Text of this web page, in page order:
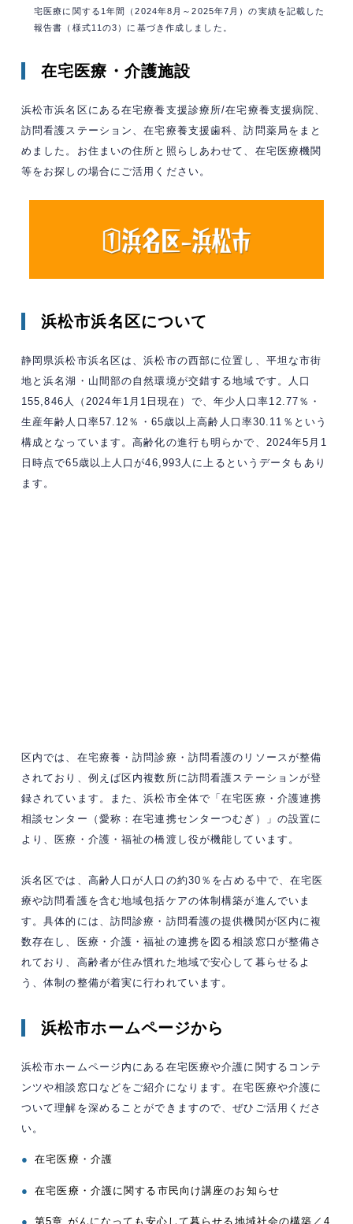
宅医療に関する1年間（2024年8月～2025年7月）の実績を記載した
報告書（様式11の3）に基づき作成しました。
在宅医療・介護施設
浜松市浜名区にある在宅療養支援診療所/在宅療養支援病院、
訪問看護ステーション、在宅療養支援歯科、訪問薬局をまと
めました。お住まいの住所と照らしあわせて、在宅医療機関
等をお探しの場合にご活用ください。
浜松市浜名区について
静岡県浜松市浜名区は、浜松市の西部に位置し、平坦な市街
地と浜名湖・山間部の自然環境が交錯する地域です。人口
155,846人（2024年1月1日現在）で、年少人口率12.77％・
生産年齢人口率57.12％・65歳以上高齢人口率30.11％という
構成となっています。高齢化の進行も明らかで、2024年5月1
日時点で65歳以上人口が46,993人に上るというデータもあり
ます。
区内では、在宅療養・訪問診療・訪問看護のリソースが整備
されており、例えば区内複数所に訪問看護ステーションが登
録されています。また、浜松市全体で「在宅医療・介護連携
相談センター（愛称：在宅連携センターつむぎ）」の設置に
より、医療・介護・福祉の橋渡し役が機能しています。
浜名区では、高齢人口が人口の約30％を占める中で、在宅医
療や訪問看護を含む地域包括ケアの体制構築が進んでいま
す。具体的には、訪問診療・訪問看護の提供機関が区内に複
数存在し、医療・介護・福祉の連携を図る相談窓口が整備さ
れており、高齢者が住み慣れた地域で安心して暮らせるよ
う、体制の整備が着実に行われています。​
浜松市ホームページから
浜松市ホームページ内にある在宅医療や介護に関するコンテ
ンツや相談窓口などをご紹介になります。在宅医療や介護に
ついて理解を深めることができますので、ぜひご活用くださ
い。
● 在宅医療・介護
● 在宅医療・介護に関する市民向け講座のお知らせ
● 第5章 がんになっても安心して暮らせる地域社会の構築／4